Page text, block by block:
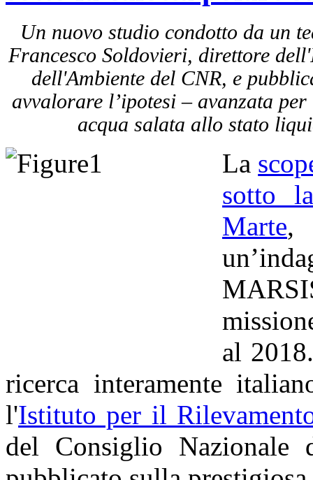
Un nuovo studio condotto da un
Francesco Soldovieri, direttore
dell'Ambiente del CNR, e
avvalorare l’ipotesi – avanzata
acqua salata allo stato
La
sotto
Marte,
al
ricerca interamente
l'Istituto per il
del Consiglio Nazionale